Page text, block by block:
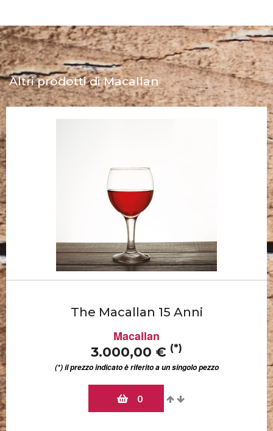
Altri prodotti di Macallan
The Macallan 15 Anni
Macallan
3.000,00 € (*)
(*) il prezzo indicato è riferito a un singolo pezzo
0